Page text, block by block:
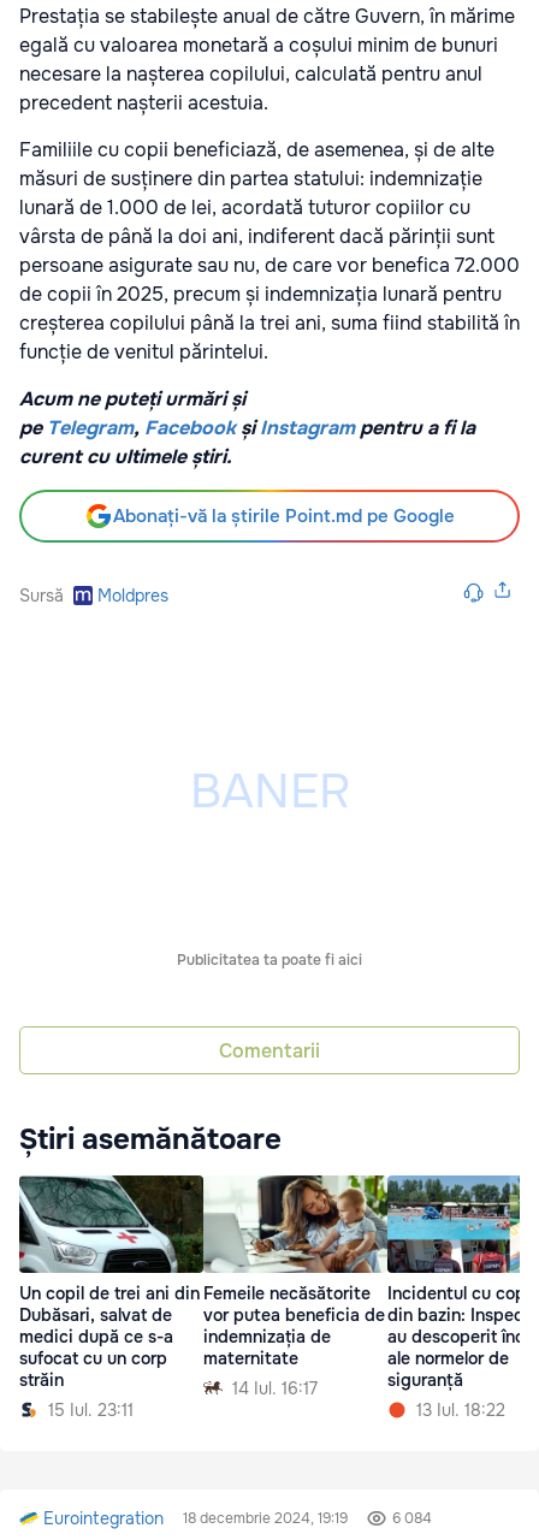
Prestația se stabilește anual de către Guvern, în mărime
egală cu valoarea monetară a coșului minim de bunuri
necesare la nașterea copilului, calculată pentru anul
precedent nașterii acestuia.
Familiile cu copii beneficiază, de asemenea, și de alte
măsuri de susținere din partea statului: indemnizație
lunară de 1.000 de lei, acordată tuturor copiilor cu
vârsta de până la doi ani, indiferent dacă părinții sunt
persoane asigurate sau nu, de care vor benefica 72.000
de copii în 2025, precum și indemnizația lunară pentru
creșterea copilului până la trei ani, suma fiind stabilită în
funcție de venitul părintelui.
Acum ne puteți urmări și
pe Telegram, Facebook șiInstagrampentru a fi la
curent cu ultimele știri.
Abonați-vă la știrile Point.md pe Google
Sursă Moldpres
Publicitatea ta poate fi aici
Comentarii
Știri asemănătoare
Un copil de trei ani din
Dubăsari, salvat de
medici după ce s-a
sufocat cu un corp
străin
15 Iul. 23:11
Femeile necăsătorite
vor putea beneficia de
indemnizația de
maternitate
14 Iul. 16:17
Incidentul cu
din bazin:
au descoperit
ale normelor de
siguranță
13 Iul. 18:22
Eurointegration 18 decembrie 2024, 19:19 6 084